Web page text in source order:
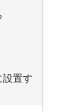
設置す